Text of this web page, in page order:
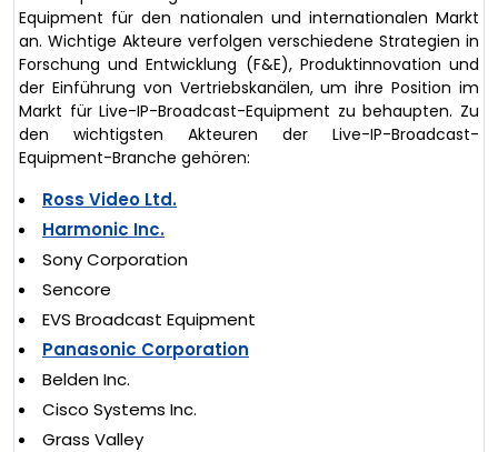
Equipment für den nationalen und internationalen Markt
an. Wichtige Akteure verfolgen verschiedene Strategien in
Forschung und Entwicklung (F&E), Produktinnovation und
der Einführung von Vertriebskanälen, um ihre Position im
Markt für Live-IP-Broadcast-Equipment zu behaupten. Zu
den wichtigsten Akteuren der Live-IP-Broadcast-
Equipment-Branche gehören:
Ross Video Ltd.
Harmonic Inc.
Sony Corporation
Sencore
EVS Broadcast Equipment
Panasonic Corporation
Belden Inc.
Cisco Systems Inc.
Grass Valley